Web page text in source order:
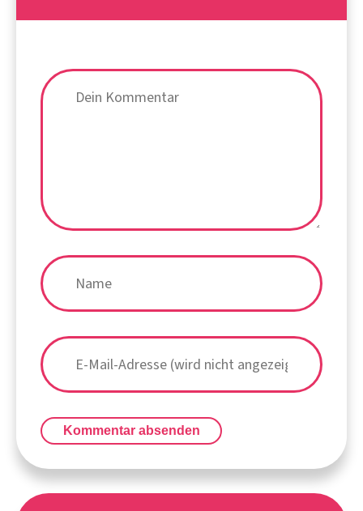
Kommentar absenden